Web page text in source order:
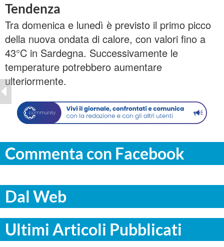
Tendenza
Tra domenica e lunedì è previsto il primo picco
della nuova ondata di calore, con valori fino a
43°C in Sardegna. Successivamente le
temperature potrebbero aumentare
ulteriormente.
Commenta con Facebook
Dal Web
Ultimi Articoli Pubblicati
ITALPRESS